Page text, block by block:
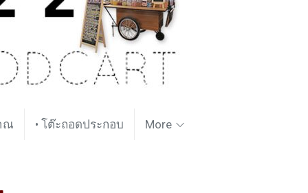
ณ • โต๊ะถอดประกอบ More